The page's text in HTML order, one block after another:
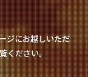
ジにお越しいただ
ください。